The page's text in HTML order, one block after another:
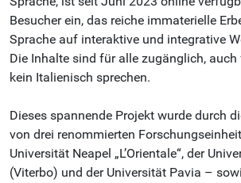
Besucher ein, das reiche immaterielle
Sprache auf interaktive und integrative
Die Inhalte sind für alle zugänglich, auch
kein Italienisch sprechen.
Dieses spannende Projekt wurde durch
von drei renommierten
Universität Neapel „L’Orientale“, der
(Viterbo) und der Universität Pavia –